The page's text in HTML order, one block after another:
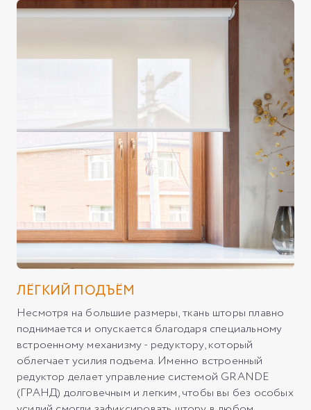
ЛЁГКИЙ ПОДЪЁМ
Несмотря на большие размеры, ткань шторы плавно
поднимается и опускается благодаря специальному
встроенному механизму - редуктору, который
облегчает усилия подъема. Именно встроенный
редуктор делает управление системой GRANDE
(ГРАНД) долговечным и легким, чтобы вы без особых